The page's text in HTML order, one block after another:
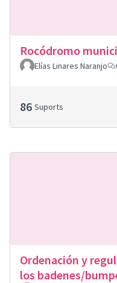
Rocódromo
Elías Linares Naranjo
86 Suports
Ordenación y
los badenes/